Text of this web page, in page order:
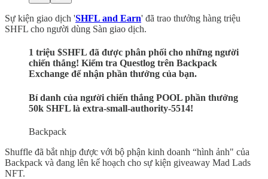
Sự kiện giao dịch 'SHFL and Earn' đã trao thưởng hàng triệu
SHFL cho người dùng Sàn giao dịch.
1 triệu $SHFL đã được phân phối cho những người
chiến thắng! Kiểm tra Questlog trên Backpack
Exchange để nhận phần thưởng của bạn.
Bí danh của người chiến thắng POOL phần thưởng
50k SHFL là extra-small-authority-5514!
Backpack
Shuffle đã bắt nhịp được với bộ phận kinh doanh “hình ảnh" của
Backpack và đang lên kế hoạch cho sự kiện giveaway Mad Lads
NFT.